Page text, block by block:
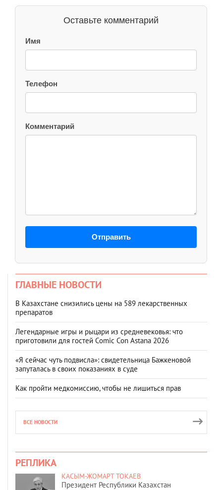
Оставьте комментарий
Имя
Телефон
Комментарий
Отправить
ГЛАВНЫЕ НОВОСТИ
В Казахстане снизились цены на 589 лекарственных
препаратов
Легендарные игры и рыцари из средневековья: что
приготовили для гостей Comic Con Astana 2026
«Я сейчас чуть подвисла»: свидетельница Бажкеновой
запуталась в своих показаниях в суде
Как пройти медкомиссию, чтобы не лишиться прав
ВСЕ НОВОСТИ
РЕПЛИКА
КАСЫМ-ЖОМАРТ ТОКАЕВ
Президент Республики Казахстан